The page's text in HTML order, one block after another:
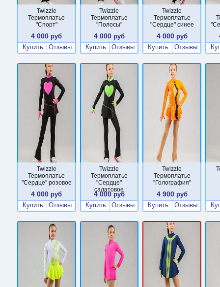
Twizzle
Термоплатье
"Спорт"
4 000 руб
Купить
Отзывы
Twizzle
Термоплатье
"Полосы"
4 000 руб
Купить
Отзывы
Twizzle
Термоплатье
"Сердце" синее
4 000руб
Купить
Отзывы
Twizzle
Термоплатье
"Сердце" розовое
4 000 руб
Купить
Отзывы
Twizzle
Термоплатье
"Сердце"
салатовое
4 000 руб
Купить
Отзывы
Twizzle
Термоплатье
"Голография"
4 900руб
Купить
Отзывы